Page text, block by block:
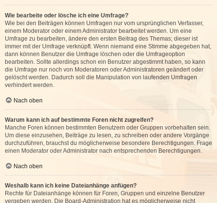
Wie bearbeite oder lösche ich eine Umfrage?
Wie bei den Beiträgen können Umfragen nur vom ursprünglichen Verfasser,
einem Moderator oder einem Administrator bearbeitet werden. Um eine
Umfrage zu bearbeiten, ändere den ersten Beitrag des Themas; dieser ist
immer mit der Umfrage verknüpft. Wenn niemand eine Stimme abgegeben hat,
dann können Benutzer die Umfrage löschen oder die Umfrageoption
bearbeiten. Sollte allerdings schon ein Benutzer abgestimmt haben, so kann
die Umfrage nur noch von Moderatoren oder Administratoren geändert oder
gelöscht werden. Dadurch soll die Manipulation von laufenden Umfragen
verhindert werden.
Nach oben
Warum kann ich auf bestimmte Foren nicht zugreifen?
Manche Foren können bestimmten Benutzern oder Gruppen vorbehalten sein.
Um diese einzusehen, Beiträge zu lesen, zu schreiben oder andere Vorgänge
durchzuführen, brauchst du möglicherweise besondere Berechtigungen. Frage
einen Moderator oder Administrator nach entsprechenden Berechtigungen.
Nach oben
Weshalb kann ich keine Dateianhänge anfügen?
Rechte für Dateianhänge können für Foren, Gruppen und einzelne Benutzer
vergeben werden. Die Board-Administration hat es möglicherweise nicht